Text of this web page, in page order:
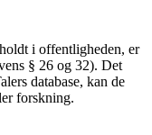
i offentligheden, er
§ 26 og 32). Det
database, kan de
forskning.